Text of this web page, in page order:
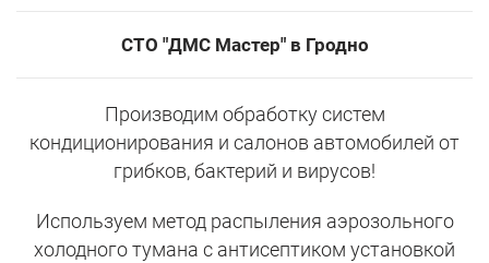
СТО "ДМС Мастер" в Гродно
Производим обработку систем
кондиционирования и салонов автомобилей от
грибков, бактерий и вирусов!
Используем метод распыления аэрозольного
холодного тумана с антисептиком установкой